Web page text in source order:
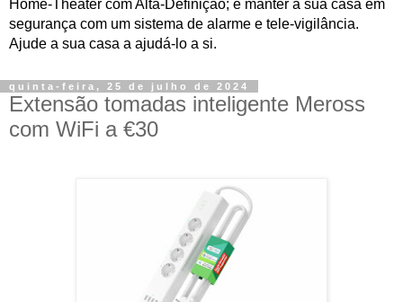
Home-Theater com Alta-Definição; e manter a sua casa em
segurança com um sistema de alarme e tele-vigilância.
Ajude a sua casa a ajudá-lo a si.
quinta-feira, 25 de julho de 2024
Extensão tomadas inteligente Meross
com WiFi a €30